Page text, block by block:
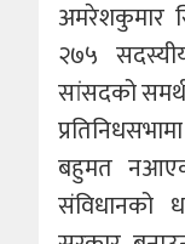
अमरेशकुमार
२७५
सांसदको
बहुमत
संविधानको